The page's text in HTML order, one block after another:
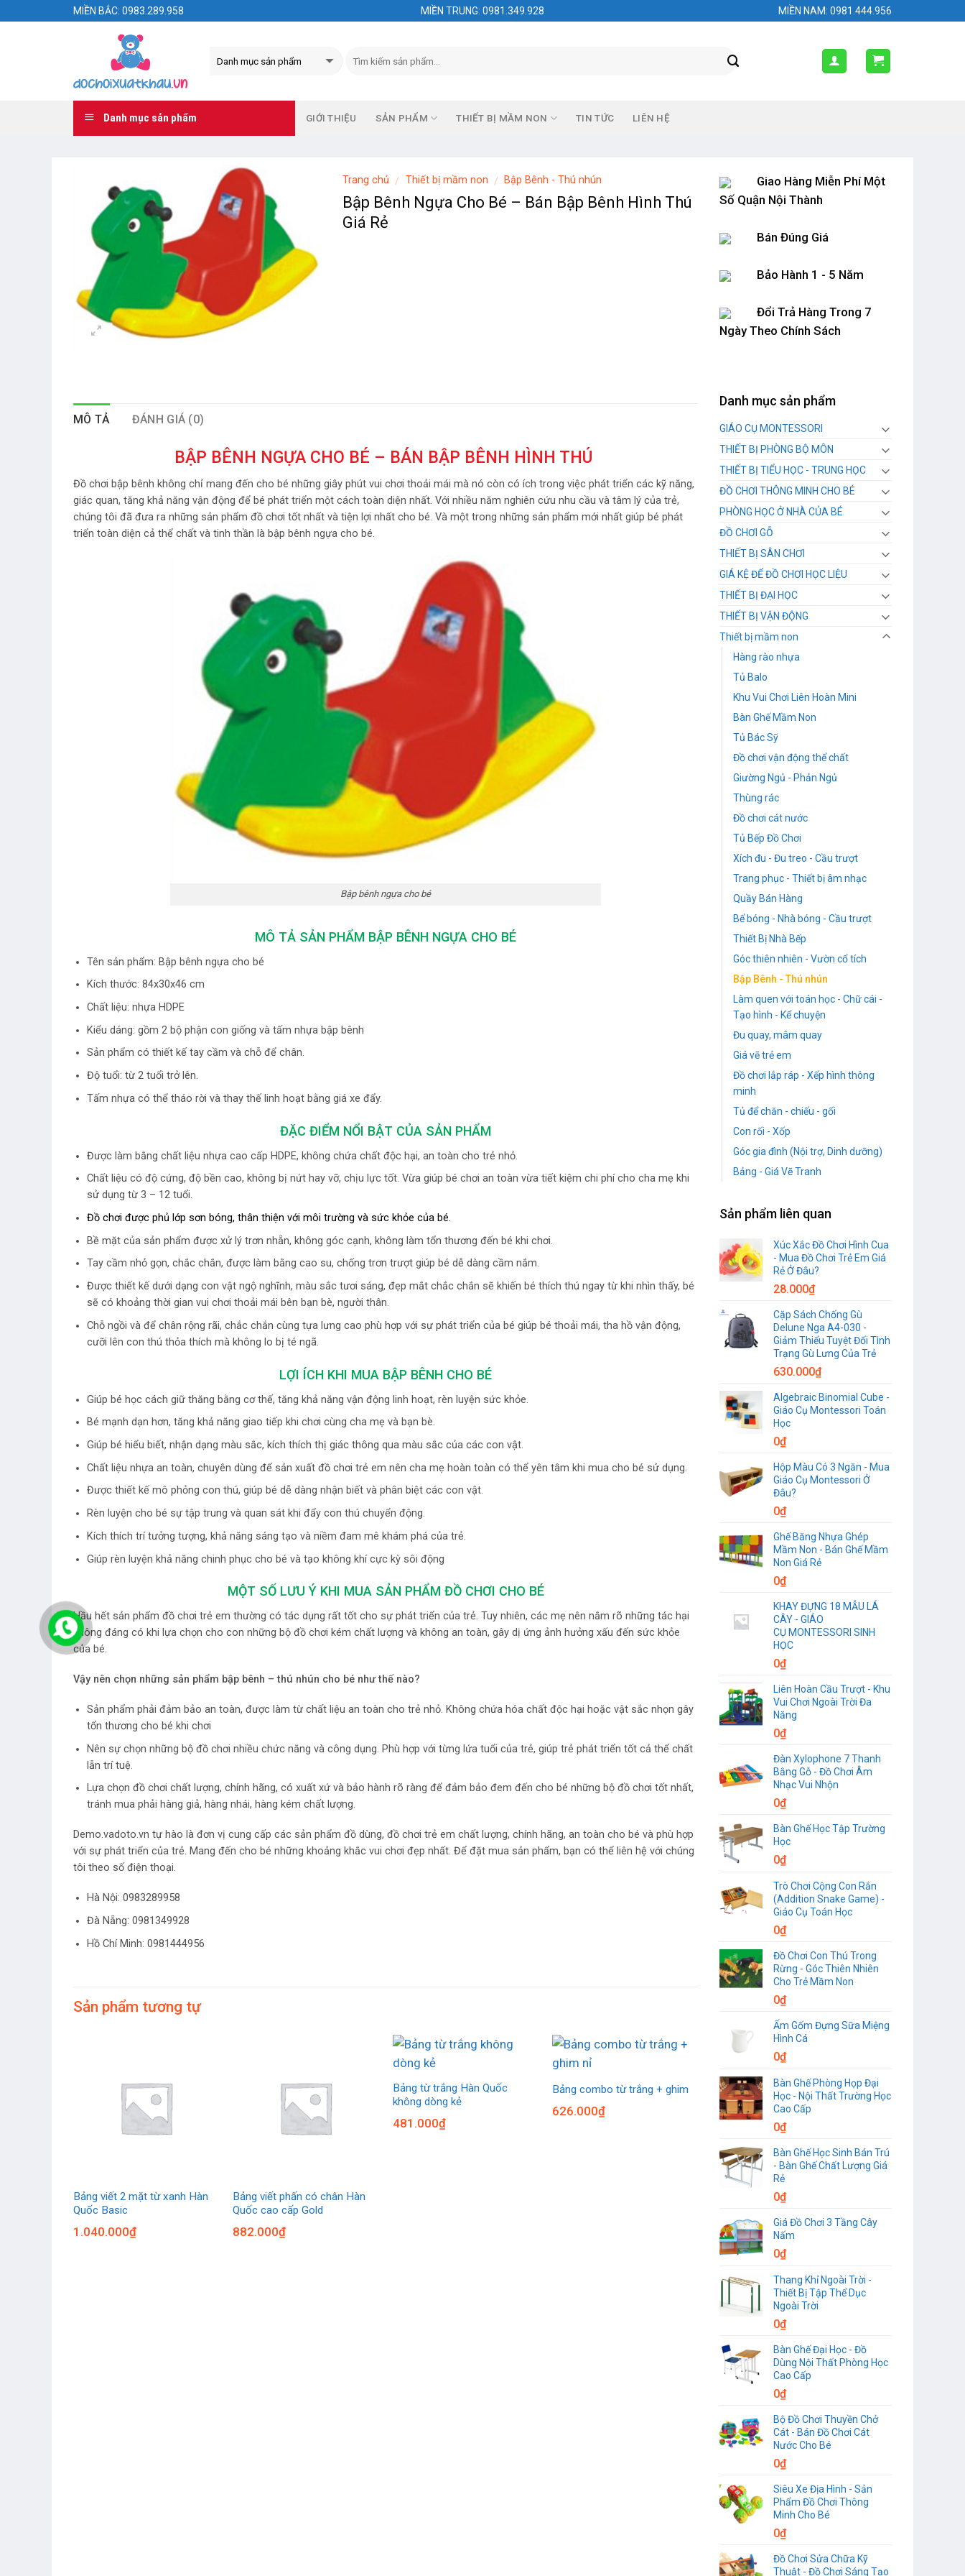
MIỀN BẮC: 0983.289.958 MIỀN TRUNG: 0981.349.928 MIỀN NAM: 0981.444.956
Danh mục sản phẩm GIỚI THIỆU SẢN PHẨM THIẾT BỊ MẦM NON TIN TỨC LIÊN HỆ
Trang chủ / Thiết bị mầm non / Bập Bênh - Thú nhún
Bập Bênh Ngựa Cho Bé – Bán Bập Bênh Hình Thú
Giá Rẻ
MÔ TẢ ĐÁNH GIÁ (0)
BẬP BÊNH NGỰA CHO BÉ – BÁN BẬP BÊNH HÌNH THÚ
Đồ chơi bập bênh không chỉ mang đến cho bé những giây phút vui chơi thoải mái mà nó còn có ích trong việc phát triển các kỹ năng,
giác quan, tăng khả năng vận động để bé phát triển một cách toàn diện nhất. Với nhiều năm nghiên cứu nhu cầu và tâm lý của trẻ,
chúng tôi đã đưa ra những sản phẩm đồ chơi tốt nhất và tiện lợi nhất cho bé. Và một trong những sản phẩm mới nhất giúp bé phát
triển toàn diện cả thể chất và tinh thần là bập bênh ngựa cho bé.
Bập bênh ngựa cho bé
MÔ TẢ SẢN PHẨM BẬP BÊNH NGỰA CHO BÉ
Tên sản phẩm: Bập bênh ngựa cho bé
Kích thước: 84x30x46 cm
Chất liệu: nhựa HDPE
Kiểu dáng: gồm 2 bộ phận con giống và tấm nhựa bập bênh
Sản phẩm có thiết kế tay cầm và chỗ để chân.
Độ tuổi: từ 2 tuổi trở lên.
Tấm nhựa có thể tháo rời và thay thế linh hoạt bằng giá xe đẩy.
ĐẶC ĐIỂM NỔI BẬT CỦA SẢN PHẨM
Được làm bằng chất liệu nhựa cao cấp HDPE, không chứa chất độc hại, an toàn cho trẻ nhỏ.
Chất liệu có độ cứng, độ bền cao, không bị nứt hay vỡ, chịu lực tốt. Vừa giúp bé chơi an toàn vừa tiết kiệm chi phí cho cha mẹ khi
sử dụng từ 3 – 12 tuổi.
Đồ chơi được phủ lớp sơn bóng, thân thiện với môi trường và sức khỏe của bé.
Bề mặt của sản phẩm được xử lý trơn nhẵn, không góc cạnh, không làm tổn thương đến bé khi chơi.
Tay cầm nhỏ gọn, chắc chắn, được làm bằng cao su, chống trơn trượt giúp bé dễ dàng cầm nắm.
Được thiết kế dưới dạng con vật ngộ nghĩnh, màu sắc tươi sáng, đẹp mắt chắc chắn sẽ khiến bé thích thú ngay từ khi nhìn thấy, bé
sẽ có khoảng thời gian vui chơi thoải mái bên bạn bè, người thân.
Chỗ ngồi và để chân rộng rãi, chắc chắn cùng tựa lưng cao phù hợp với sự phát triển của bé giúp bé thoải mái, tha hồ vận động,
cưỡi lên con thú thỏa thích mà không lo bị té ngã.
LỢI ÍCH KHI MUA BẬP BÊNH CHO BÉ
Giúp bé học cách giữ thăng bằng cơ thế, tăng khả năng vận động linh hoạt, rèn luyện sức khỏe.
Bé mạnh dạn hơn, tăng khả năng giao tiếp khi chơi cùng cha mẹ và bạn bè.
Giúp bé hiểu biết, nhận dạng màu sắc, kích thích thị giác thông qua màu sắc của các con vật.
Chất liệu nhựa an toàn, chuyên dùng để sản xuất đồ chơi trẻ em nên cha mẹ hoàn toàn có thể yên tâm khi mua cho bé sử dụng.
Được thiết kế mô phỏng con thú, giúp bé dễ dàng nhận biết và phân biệt các con vật.
Rèn luyện cho bé sự tập trung và quan sát khi đẩy con thú chuyển động.
Kích thích trí tưởng tượng, khả năng sáng tạo và niềm đam mê khám phá của trẻ.
Giúp rèn luyện khả năng chinh phục cho bé và tạo không khí cực kỳ sôi động
MỘT SỐ LƯU Ý KHI MUA SẢN PHẨM ĐỒ CHƠI CHO BÉ
Hầu hết sản phẩm đồ chơi trẻ em thường có tác dụng rất tốt cho sự phát triển của trẻ. Tuy nhiên, các mẹ nên nắm rõ những tác hại
không đáng có khi lựa chọn cho con những bộ đồ chơi kém chất lượng và không an toàn, gây dị ứng ảnh hưởng xấu đến sức khỏe
của bé.
Vậy nên chọn những sản phẩm bập bênh – thú nhún cho bé như thế nào?
Sản phẩm phải đảm bảo an toàn, được làm từ chất liệu an toàn cho trẻ nhỏ. Không chứa hóa chất độc hại hoặc vật sắc nhọn gây
tổn thương cho bé khi chơi
Nên sự chọn những bộ đồ chơi nhiều chức năng và công dụng. Phù hợp với từng lứa tuổi của trẻ, giúp trẻ phát triển tốt cả thể chất
lẫn trí tuệ.
Lựa chọn đồ chơi chất lượng, chính hãng, có xuất xứ và bảo hành rõ ràng để đảm bảo đem đến cho bé những bộ đồ chơi tốt nhất,
tránh mua phải hàng giả, hàng nhái, hàng kém chất lượng.
Demo.vadoto.vn tự hào là đơn vị cung cấp các sản phẩm đồ dùng, đồ chơi trẻ em chất lượng, chính hãng, an toàn cho bé và phù hợp
với sự phát triển của trẻ. Mang đến cho bé những khoảng khắc vui chơi đẹp nhất. Để đặt mua sản phẩm, bạn có thể liên hệ với chúng
tôi theo số điện thoại.
Hà Nội: 0983289958
Đà Nẵng: 0981349928
Hồ Chí Minh: 0981444956
Sản phẩm tương tự
Bảng viết 2 mặt từ xanh Hàn
Quốc Basic
1.040.000₫
Bảng viết phấn có chân Hàn
Quốc cao cấp Gold
882.000₫
Bảng từ trắng Hàn Quốc
không dòng kẻ
481.000₫
Bảng combo từ trắng + ghim
626.000₫
Giao Hàng Miễn Phí Một
Số Quận Nội Thành
Bán Đúng Giá
Bảo Hành 1 - 5 Năm
Đổi Trả Hàng Trong 7
Ngày Theo Chính Sách
Danh mục sản phẩm
GIÁO CỤ MONTESSORI
THIẾT BỊ PHÒNG BỘ MÔN
THIẾT BỊ TIỂU HỌC - TRUNG HỌC
ĐỒ CHƠI THÔNG MINH CHO BÉ
PHÒNG HỌC Ở NHÀ CỦA BÉ
ĐỒ CHƠI GỖ
THIẾT BỊ SÂN CHƠI
GIÁ KỆ ĐỂ ĐỒ CHƠI HỌC LIỆU
THIẾT BỊ ĐẠI HỌC
THIẾT BỊ VẬN ĐỘNG
Thiết bị mầm non
Hàng rào nhựa
Tủ Balo
Khu Vui Chơi Liên Hoàn Mini
Bàn Ghế Mầm Non
Tủ Bác Sỹ
Đồ chơi vận động thể chất
Giường Ngủ - Phản Ngủ
Thùng rác
Đồ chơi cát nước
Tủ Bếp Đồ Chơi
Xích đu - Đu treo - Cầu trượt
Trang phục - Thiết bị âm nhạc
Quầy Bán Hàng
Bể bóng - Nhà bóng - Cầu trượt
Thiết Bị Nhà Bếp
Góc thiên nhiên - Vườn cổ tích
Bập Bênh - Thú nhún
Làm quen với toán học - Chữ cái -
Tạo hình - Kể chuyện
Đu quay, mâm quay
Giá vẽ trẻ em
Đồ chơi lắp ráp - Xếp hình thông
minh
Tủ để chăn - chiếu - gối
Con rối - Xốp
Góc gia đình (Nội trợ, Dinh dưỡng)
Bảng - Giá Vẽ Tranh
Sản phẩm liên quan
Xúc Xắc Đồ Chơi Hình Cua
- Mua Đồ Chơi Trẻ Em Giá
Rẻ Ở Đâu?
28.000₫
Cặp Sách Chống Gù
Delune Nga A4-030 -
Giảm Thiểu Tuyệt Đối Tình
Trạng Gù Lưng Của Trẻ
630.000₫
Algebraic Binomial Cube -
Giáo Cụ Montessori Toán
Học
0₫
Hộp Màu Có 3 Ngăn - Mua
Giáo Cụ Montessori Ở
Đâu?
0₫
Ghế Băng Nhựa Ghép
Mầm Non - Bán Ghế Mầm
Non Giá Rẻ
0₫
KHAY ĐỰNG 18 MẪU LÁ
CÂY - GIÁO
CỤ MONTESSORI SINH
HỌC
0₫
Liên Hoàn Cầu Trượt - Khu
Vui Chơi Ngoài Trời Đa
Năng
0₫
Đàn Xylophone 7 Thanh
Bằng Gỗ - Đồ Chơi Âm
Nhạc Vui Nhộn
0₫
Bàn Ghế Học Tập Trường
Học
0₫
Trò Chơi Cộng Con Rắn
(Addition Snake Game) -
Giáo Cụ Toán Học
0₫
Đồ Chơi Con Thú Trong
Rừng - Góc Thiên Nhiên
Cho Trẻ Mầm Non
0₫
Ấm Gốm Đựng Sữa Miệng
Hình Cá
0₫
Bàn Ghế Phòng Họp Đại
Học - Nội Thất Trường Học
Cao Cấp
0₫
Bàn Ghế Học Sinh Bán Trú
- Bàn Ghế Chất Lượng Giá
Rẻ
0₫
Giá Đồ Chơi 3 Tầng Cây
Nấm
0₫
Thang Khỉ Ngoài Trời -
Thiết Bị Tập Thể Dục
Ngoài Trời
0₫
Bàn Ghế Đại Học - Đồ
Dùng Nội Thất Phòng Học
Cao Cấp
0₫
Bộ Đồ Chơi Thuyền Chở
Cát - Bán Đồ Chơi Cát
Nước Cho Bé
0₫
Siêu Xe Địa Hình - Sản
Phẩm Đồ Chơi Thông
Minh Cho Bé
0₫
Đồ Chơi Sửa Chữa Kỹ
Thuật - Đồ Chơi Sáng Tạo